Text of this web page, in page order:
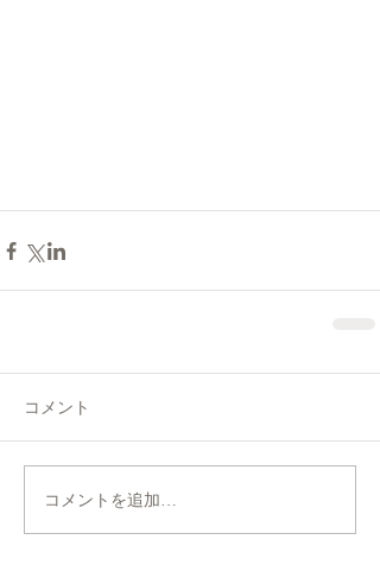
コメント
コメントを追加…